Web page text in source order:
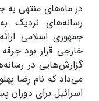
در ماه‌های منتهی
رسانه‌های نزدیک
جمهوری اسلامی
خارجی قرار بود
گزارش‌هایی در
می‌داد که نام رضا
اسرائیل برای